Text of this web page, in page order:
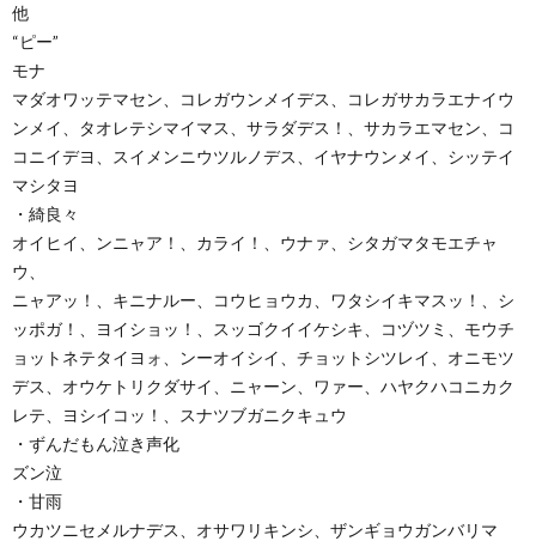
他
“ピー”
モナ
マダオワッテマセン、コレガウンメイデス、コレガサカラエナイウ
ンメイ、タオレテシマイマス、サラダデス！、サカラエマセン、コ
コニイデヨ、スイメンニウツルノデス、イヤナウンメイ、シッテイ
マシタヨ
・綺良々
オイヒイ、ンニャア！、カライ！、ウナァ、シタガマタモエチャ
ウ、
ニャアッ！、キニナルー、コウヒョウカ、ワタシイキマスッ！、シ
ッポガ！、ヨイショッ！、スッゴクイイケシキ、コヅツミ、モウチ
ョットネテタイヨォ、ンーオイシイ、チョットシツレイ、オニモツ
デス、オウケトリクダサイ、ニャーン、ワァー、ハヤクハコニカク
レテ、ヨシイコッ！、スナツブガニクキュウ
・ずんだもん泣き声化
ズン泣
・甘雨
ウカツニセメルナデス、オサワリキンシ、ザンギョウガンバリマ